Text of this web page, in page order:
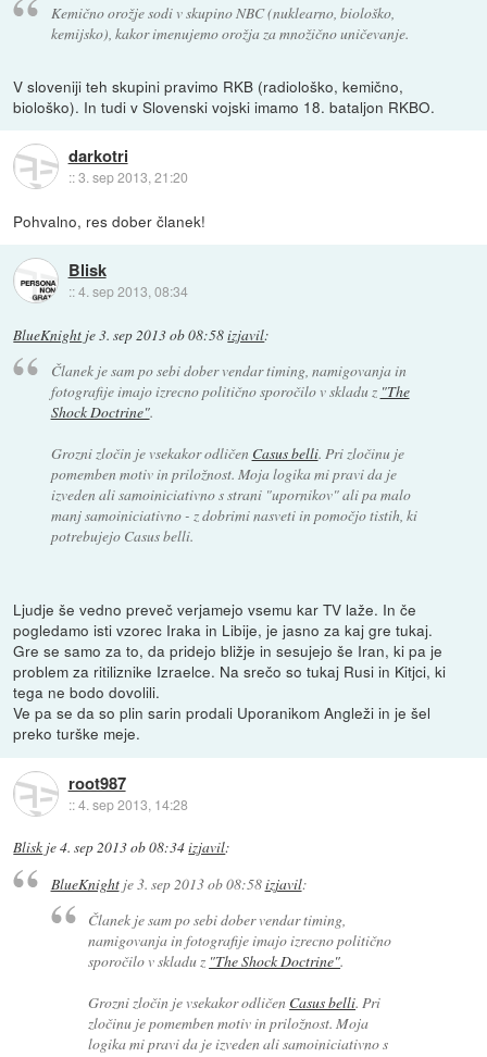
Kemično orožje sodi v skupino NBC (nuklearno, biološko,
kemijsko), kakor imenujemo orožja za množično uničevanje.
V sloveniji teh skupini pravimo RKB (radiološko, kemično,
biološko). In tudi v Slovenski vojski imamo 18. bataljon RKBO.
darkotri
::3. sep 2013, 21:20
Pohvalno, res dober članek!
Blisk
::4. sep 2013, 08:34
BlueKnight je3. sep 2013 ob 08:58izjavil:
Članek je sam po sebi dober vendar timing, namigovanja in
fotografije imajo izrecno politično sporočilo v skladu z "The
Shock Doctrine".
Grozni zločin je vsekakor odličen Casus belli. Pri zločinu je
pomemben motiv in priložnost. Moja logika mi pravi da je
izveden ali samoiniciativno s strani "upornikov" ali pa malo
manj samoiniciativno - z dobrimi nasveti in pomočjo tistih, ki
potrebujejo Casus belli.
Ljudje še vedno preveč verjamejo vsemu kar TV laže. In če
pogledamo isti vzorec Iraka in Libije, je jasno za kaj gre tukaj.
Gre se samo za to, da pridejo bližje in sesujejo še Iran, ki pa je
problem za ritiliznike Izraelce. Na srečo so tukaj Rusi in Kitjci, ki
tega ne bodo dovolili.
Ve pa se da so plin sarin prodali Uporanikom Angleži in je šel
preko turške meje.
root987
::4. sep 2013, 14:28
Blisk je4. sep 2013 ob 08:34izjavil:
BlueKnightje3. sep 2013 ob 08:58izjavil:
Članek je sam po sebi dober vendar timing,
namigovanja in fotografije imajo izrecno politično
sporočilo v skladu z "The Shock Doctrine".
Grozni zločin je vsekakor odličen Casus belli. Pri
zločinu je pomemben motiv in priložnost. Moja
logika mi pravi da je izveden ali samoiniciativno s